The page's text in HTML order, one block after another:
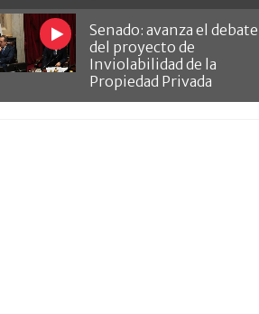
Senado: avanza el debate
del proyecto de
Inviolabilidad de la
Propiedad Privada